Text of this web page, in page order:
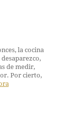
la cocina
de medir,
Por cierto,